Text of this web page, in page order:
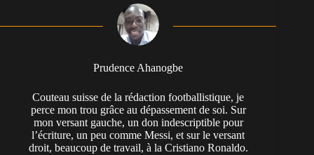
Prudence Ahanogbe
Couteau suisse de la rédaction footballistique, je
perce mon trou grâce au dépassement de soi. Sur
mon versant gauche, un don indescriptible pour
l’écriture, un peu comme Messi, et sur le versant
droit, beaucoup de travail, à la Cristiano Ronaldo.